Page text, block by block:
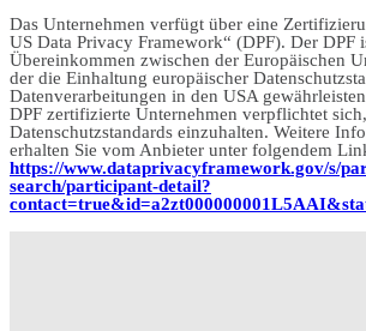
Das Unternehmen verfügt über eine
US Data Privacy Framework“ (DPF). Der DPF
Übereinkommen zwischen der Europäischen
der die Einhaltung europäischer
Datenverarbeitungen in den USA
DPF zertifizierte Unternehmen verpflichtet
Datenschutzstandards einzuhalten. Weitere
erhalten Sie vom Anbieter unter folgendem
https://www.dataprivacyframework.gov/s/
search/participant-detail?